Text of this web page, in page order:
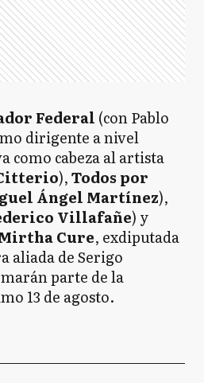
Federal (con Pablo
dirigente a nivel
como cabeza al artista
),Todos por
Ángel Martínez),
Villafañe) y
Cure, exdiputada
aliada de Serigo
parte de la
13 de agosto.